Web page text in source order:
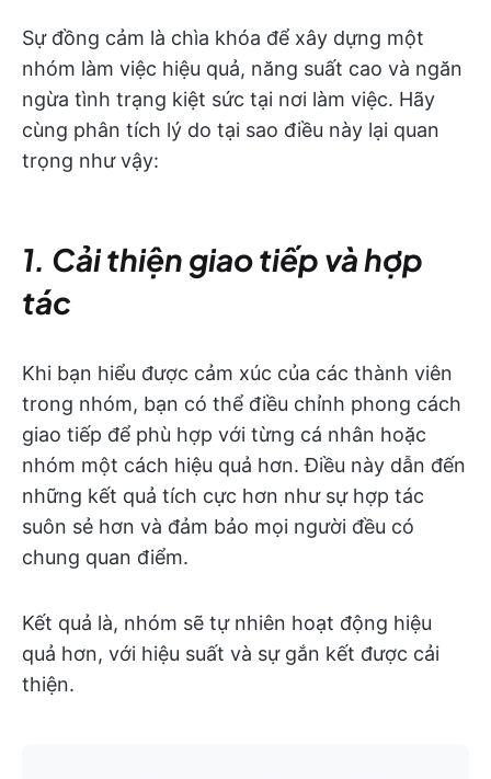
Sự đồng cảm là chìa khóa để xây dựng một
nhóm làm việc hiệu quả, năng suất cao và ngăn
ngừa tình trạng kiệt sức tại nơi làm việc. Hãy
cùng phân tích lý do tại sao điều này lại quan
trọng như vậy:
1. Cải thiện giao tiếp và hợp
tác
Khi bạn hiểu được cảm xúc của các thành viên
trong nhóm, bạn có thể điều chỉnh phong cách
giao tiếp để phù hợp với từng cá nhân hoặc
nhóm một cách hiệu quả hơn. Điều này dẫn đến
những kết quả tích cực hơn như sự hợp tác
suôn sẻ hơn và đảm bảo mọi người đều có
chung quan điểm.
Kết quả là, nhóm sẽ tự nhiên hoạt động hiệu
quả hơn, với hiệu suất và sự gắn kết được cải
thiện.